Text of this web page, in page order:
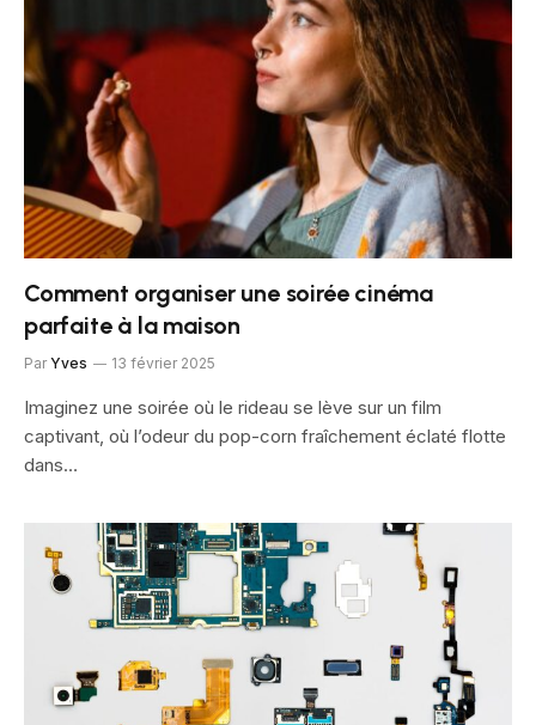
Comment organiser une soirée cinéma
parfaite à la maison
Par Yves 13 février 2025
Imaginez une soirée où le rideau se lève sur un film
captivant, où l’odeur du pop-corn fraîchement éclaté flotte
dans…